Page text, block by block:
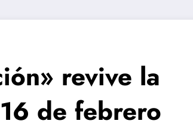
revive la
de febrero